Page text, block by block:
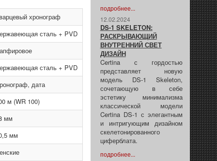
хронограф
сталь + PVD
сталь + PVD
дата
м (WR 100)
мм
мм
подробнее...
12.02.2024
DS-1 SKELETON:
РАСКРЫВАЮЩИЙ
ВНУТРЕННИЙ СВЕТ
ДИЗАЙН
Certina с гордостью
представляет новую
модель DS-1 Skeleton,
сочетающую в себе
эстетику минимализма
классической модели
Certina DS-1 с элегантным
и интригующим дизайном
скелетонированного
циферблата.
подробнее...